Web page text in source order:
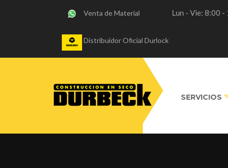
Venta de Material Lun - Vie: 8:00
Distribuidor Oficial Durlock
SERVICIOS